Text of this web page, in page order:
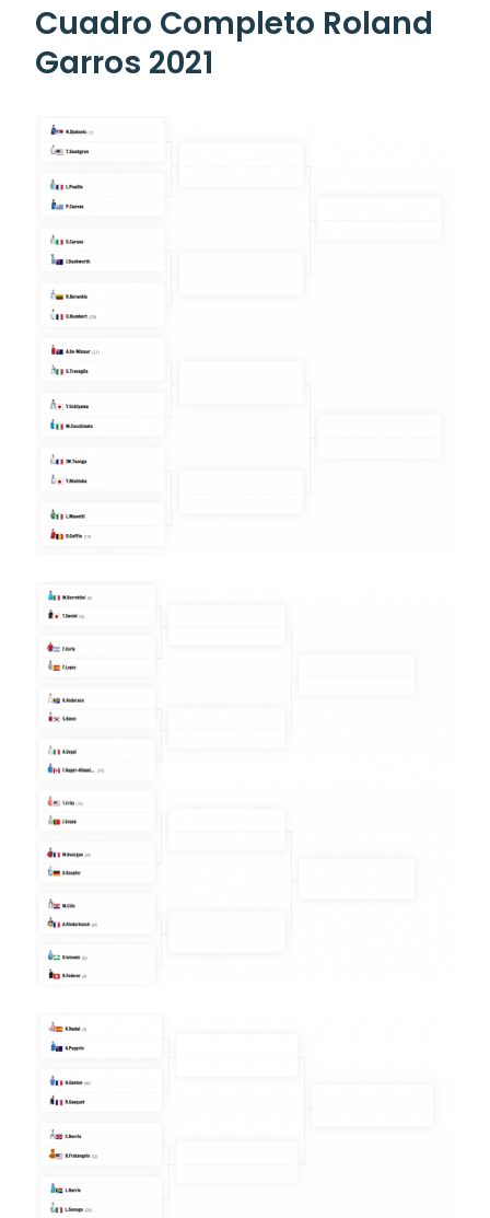
Cuadro Completo Roland
Garros 2021